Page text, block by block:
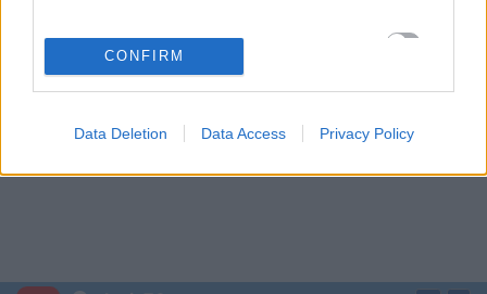
I want to allow Google to enable storage
related to personalization.
I want to allow Google to enable storage
related to security, including authentication
CONFIRM
Data Deletion Data Access Privacy Policy